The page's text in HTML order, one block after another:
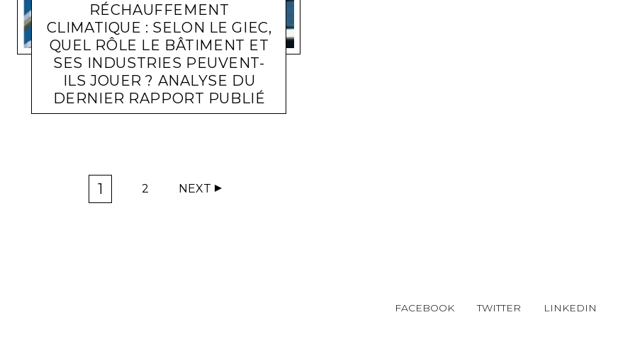
RÉCHAUFFEMENT
CLIMATIQUE : SELON LE GIEC,
QUEL RÔLE LE BÂTIMENT ET
SES INDUSTRIES PEUVENT-
ILS JOUER ? ANALYSE DU
DERNIER RAPPORT PUBLIÉ
BÂTIMENT LARA GASQUET 18 MARS 2022
1 2 NEXT
FACEBOOK TWITTER LINKEDIN